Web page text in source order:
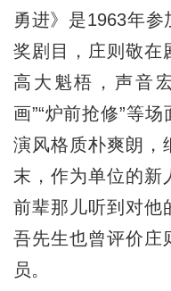
勇进》是1963年
奖剧目，庄则敬在
高大魁梧，声音
画”“炉前抢修”等
演风格质朴爽朗，
末，作为单位的新
前辈那儿听到对他
吾先生也曾评价庄
员。